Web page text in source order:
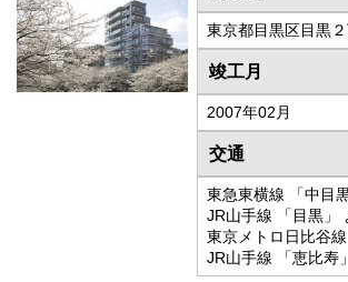
東京都目黒区目黒
竣工月
2007年02月
交通
東急東横線 「中目
JR山手線 「目黒」
東京メトロ日比谷
JR山手線 「恵比寿